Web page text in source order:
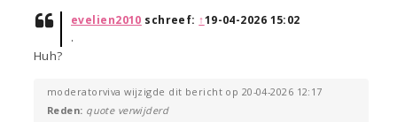
evelien2010 schreef: ↑19-04-2026 15:02
.
Huh?
moderatorviva wijzigde dit bericht op 20-04-2026 12:17
Reden: quote verwijderd